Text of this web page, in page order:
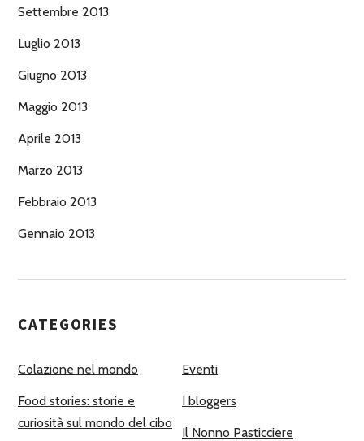
Settembre 2013
Luglio 2013
Giugno 2013
Maggio 2013
Aprile 2013
Marzo 2013
Febbraio 2013
Gennaio 2013
CATEGORIES
Colazione nel mondo Eventi
Food stories: storie e
curiosità sul mondo del cibo
I bloggers
Il Nonno Pasticciere